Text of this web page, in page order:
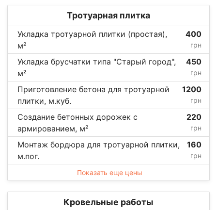
Тротуарная плитка
Укладка тротуарной плитки (простая),
м²
400
грн
Укладка брусчатки типа "Старый город",
м²
450
грн
Приготовление бетона для тротуарной
плитки, м.куб.
1200
грн
Создание бетонных дорожек с
армированием, м²
220
грн
Монтаж бордюра для тротуарной плитки,
м.пог.
160
грн
Показать еще цены
Кровельные работы